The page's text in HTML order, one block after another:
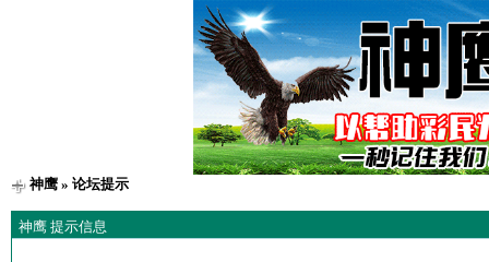
神鹰» 论坛提示
神鹰 提示信息